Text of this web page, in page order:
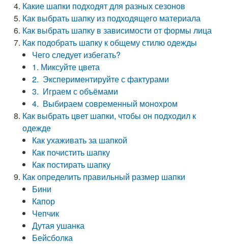
Какие шапки подходят для разных сезонов
Как выбрать шапку из подходящего материала
Как выбрать шапку в зависимости от формы лица
Как подобрать шапку к общему стилю одежды
Чего следует избегать?
1. Миксуйте цвета
2. Экспериментируйте с фактурами
3. Играем с объёмами
4. Выбираем современный монохром
Как выбрать цвет шапки, чтобы он подходил к
одежде
Как ухаживать за шапкой
Как почистить шапку
Как постирать шапку
Как определить правильный размер шапки
Бини
Капор
Чепчик
Дутая ушанка
Бейсболка